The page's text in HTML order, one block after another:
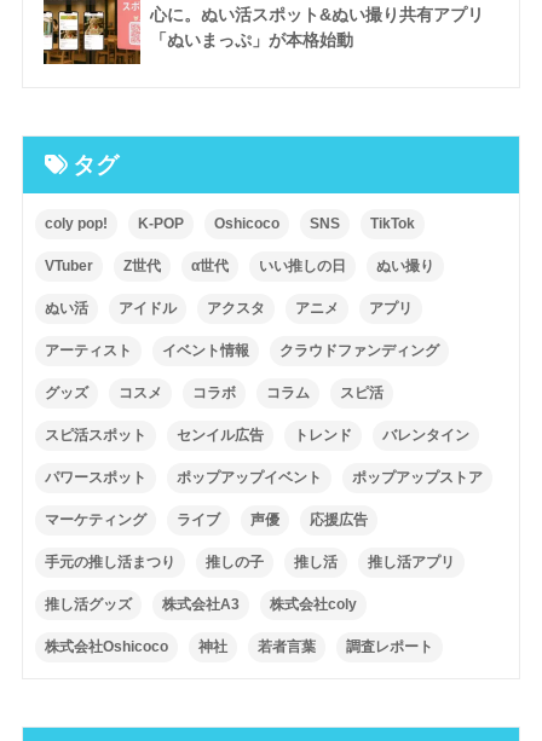
心に。ぬい活スポット&ぬい撮り共有アプリ
「ぬいまっぷ」が本格始動
タグ
coly pop! K-POP Oshicoco SNS TikTok
VTuber Z世代 α世代 いい推しの日 ぬい撮り
ぬい活 アイドル アクスタ アニメ アプリ
アーティスト イベント情報 クラウドファンディング
グッズ コスメ コラボ コラム スピ活
スピ活スポット センイル広告 トレンド バレンタイン
パワースポット ポップアップイベント ポップアップストア
マーケティング ライブ 声優 応援広告
手元の推し活まつり 推しの子 推し活 推し活アプリ
推し活グッズ 株式会社A3 株式会社coly
株式会社Oshicoco 神社 若者言葉 調査レポート